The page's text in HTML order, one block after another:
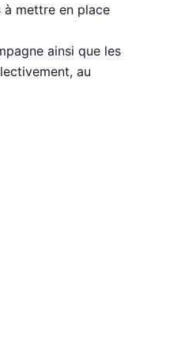
à mettre en place
ainsi que les
au